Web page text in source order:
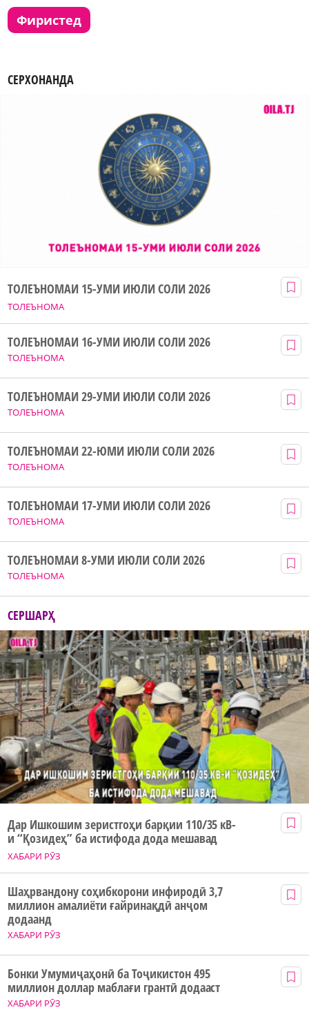
фиристед
СЕРХОНАНДА
ТОЛЕЪНОМА
ТОЛЕЪНОМАИ 15-УМИ ИЮЛИ СОЛИ 2026
ТОЛЕЪНОМА
ТОЛЕЪНОМАИ 16-УМИ ИЮЛИ СОЛИ 2026
ТОЛЕЪНОМА
ТОЛЕЪНОМАИ 29-УМИ ИЮЛИ СОЛИ 2026
ТОЛЕЪНОМА
ТОЛЕЪНОМАИ 22-ЮМИ ИЮЛИ СОЛИ 2026
ТОЛЕЪНОМА
ТОЛЕЪНОМАИ 17-УМИ ИЮЛИ СОЛИ 2026
ТОЛЕЪНОМА
ТОЛЕЪНОМАИ 8-УМИ ИЮЛИ СОЛИ 2026
СЕРШАРҲ
ХАБАРИ РӮЗ
Дар Ишкошим зеристгоҳи барқии 110/35 кВ-
и “Қозидеҳ” ба истифода дода мешавад
ХАБАРИ РӮЗ
Шаҳрвандону соҳибкорони инфиродӣ 3,7
миллион амалиёти ғайринақдӣ анҷом
додаанд
ХАБАРИ РӮЗ
Бонки Умумиҷаҳонӣ ба Тоҷикистон 495
миллион доллар маблағи грантӣ додааст